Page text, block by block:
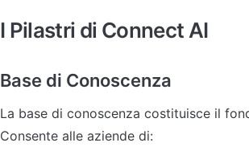
I Pilastri di Connect AI
Base di Conoscenza
La base di conoscenza costituisce il
Consente alle aziende di: